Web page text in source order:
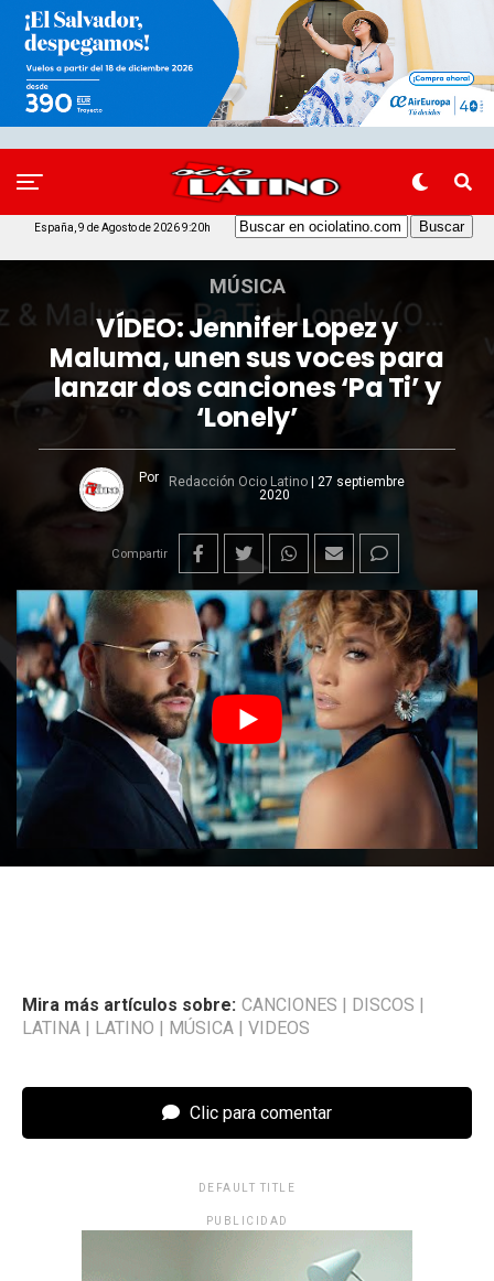
España, 9 de Agosto de 2026 9:20h
MÚSICA
VÍDEO: Jennifer Lopez y
Maluma, unen sus voces para
lanzar dos canciones ‘Pa Ti’ y
‘Lonely’
Por Redacción Ocio Latino
27 septiembre
2020
Compartir
Mira más artículos sobre: CANCIONES | DISCOS |
LATINA | LATINO | MÚSICA | VIDEOS
Clic para comentar
DEFAULT TITLE
PUBLICIDAD